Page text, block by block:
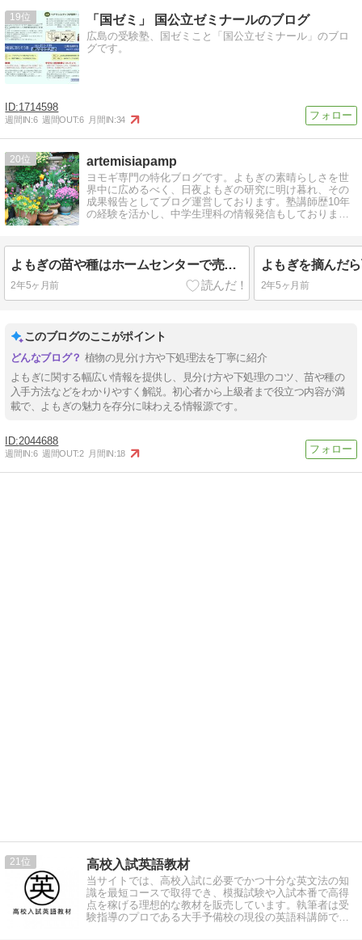
19 「国ゼミ」 国公立ゼミナールのブログ
広島の受験塾、国ゼミこと「国公立ゼミナール」のブロ
グです。
1714598
週間IN:6 週間OUT:6 月間IN:34
20 artemisiapamp
ヨモギ専門の特化ブログです。よもぎの素晴らしさを世
界中に広めるべく、日夜よもぎの研究に明け暮れ、その
成果報告としてブログ運営しております。塾講師歴10年
の経験を活かし、中学生理科の情報発信もしておりま
よもぎの苗や種はホームセンターで売ってる？結論：あるわけない理由と仕入れ方
2年5ヶ月前 2年5ヶ月前
このブログのここがポイント
植物の見分け方や下処理法を丁寧に紹介
よもぎに関する幅広い情報を提供し、見分け方や下処理のコツ、苗や種の
入手方法などをわかりやすく解説。初心者から上級者まで役立つ内容が満
載で、よもぎの魅力を存分に味わえる情報源です。
2044688
週間IN:6 週間OUT:2 月間IN:18
21 高校入試英語教材
当サイトでは、高校入試に必要でかつ十分な英文法の知
識を最短コースで取得でき、模擬試験や入試本番で高得
点を稼げる理想的な教材を販売しています。執筆者は受
験指導のプロである大手予備校の現役の英語科講師で